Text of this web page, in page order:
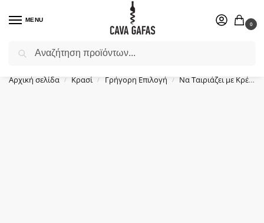
MENU
0
Επιλέξτε ένα δώρο για το αγαπημένο σας πρόσωπο.
Αρχική σελίδα / Κρασί / Γρήγορη Επιλογή / Να Ταιριάζει με Κρέας